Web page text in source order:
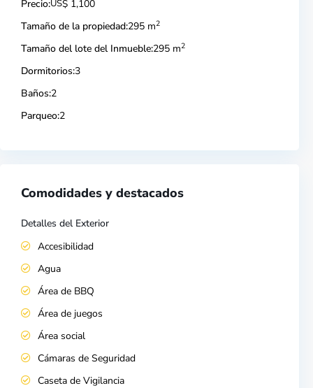
Precio:US$ 1,100
Tamaño de la propiedad:295 m2
Tamaño del lote del Inmueble:295 m2
Dormitorios:3
Baños:2
Parqueo:2
Comodidades y destacados
Detalles del Exterior
Accesibilidad
Agua
Área de BBQ
Área de juegos
Área social
Cámaras de Seguridad
Caseta de Vigilancia